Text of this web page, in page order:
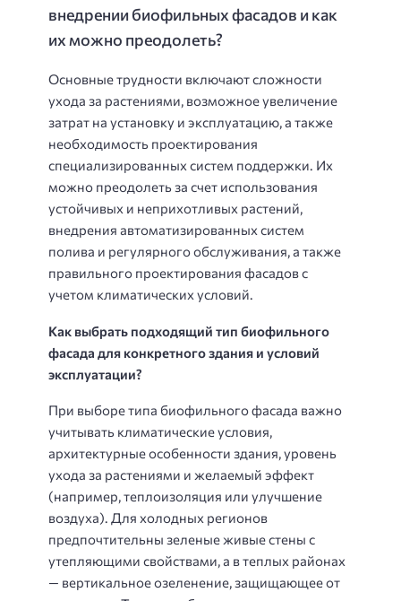
внедрении биофильных фасадов и как
их можно преодолеть?
Основные трудности включают сложности
ухода за растениями, возможное увеличение
затрат на установку и эксплуатацию, а также
необходимость проектирования
специализированных систем поддержки. Их
можно преодолеть за счет использования
устойчивых и неприхотливых растений,
внедрения автоматизированных систем
полива и регулярного обслуживания, а также
правильного проектирования фасадов с
учетом климатических условий.
Как выбрать подходящий тип биофильного
фасада для конкретного здания и условий
эксплуатации?
При выборе типа биофильного фасада важно
учитывать климатические условия,
архитектурные особенности здания, уровень
ухода за растениями и желаемый эффект
(например, теплоизоляция или улучшение
воздуха). Для холодных регионов
предпочтительны зеленые живые стены с
утепляющими свойствами, а в теплых районах
— вертикальное озеленение, защищающее от